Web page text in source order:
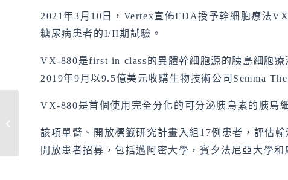
2021年3月10日，Vertex宣佈FDA授予幹細胞療法
糖尿病患者的I/II期試驗。
VX-880是first in class的異體幹細胞源的胰島細胞
2019年9月以9.5億美元收購生物技術公司Semma
VX-880是首個使用完全分化的可分泌胰島素的胰島
該項單臂、開放標籤研究計畫入組17例患者，評估
開放患者招募，包括邁阿密大學，賓夕法尼亞大學